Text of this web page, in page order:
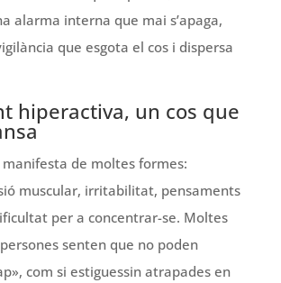
alarma interna que mai s’apaga,
que esgota el cos i dispersa
hiperactiva, un cos que
manifesta de moltes formes:
muscular, irritabilitat, pensaments
per a concentrar-se. Moltes
senten que no poden
com si estiguessin atrapades en